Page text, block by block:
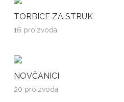
TORBICE ZA STRUK
16 proizvoda
NOVČANICI
20 proizvoda